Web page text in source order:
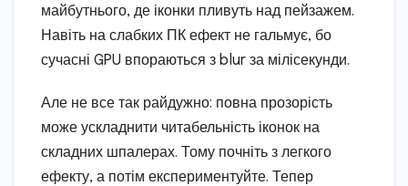
майбутнього, де іконки пливуть над пейзажем.
Навіть на слабких ПК ефект не гальмує, бо
сучасні GPU впораються з blur за мілісекунди.
Але не все так райдужно: повна прозорість
може ускладнити читабельність іконок на
складних шпалерах. Тому почніть з легкого
ефекту, а потім експериментуйте. Тепер